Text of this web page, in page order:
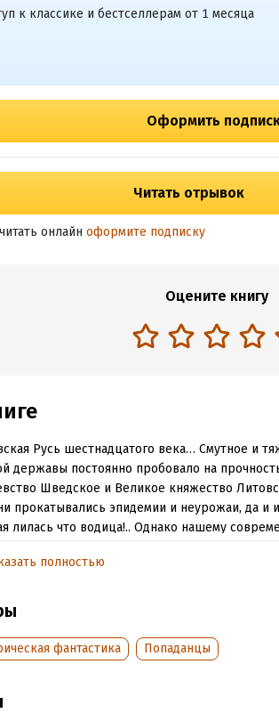
к классике и бестселлерам от 1 месяца
Оформить
Читать отрывок
онлайн оформите подписку
Оцените книгу
Русь шестнадцатого века… Смутное и
державы постоянно пробовало на
Шведское и Великое княжество
прокатывались эпидемии и неурожаи, да и
лилась что водица!.. Однако нашему
ему досталась хорошая. Большая,
и исключительное миролюбие
информация
полностью
фантастика Попаданцы